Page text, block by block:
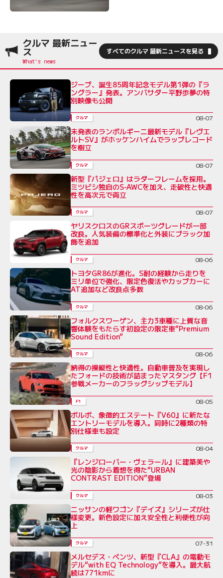
クルマ 最新ニュー
ス すべてのクルマ 最新ニュースを見る
ジープ、誕生85周年記念モデル第1弾の『ラ
ングラー』発表。アンバサダー平野歩夢の特
別映像も公開
クルマ 08-07
未発表のランボルギーニ最新モデル『レヴエ
ルトSV』がホッケンハイムでラップレコード
を樹立
クルマ 08-07
新型『パジェロ』はラダーフレームを採用。
ミツビシ独自のS-AWCを加え、走破性と快適
性を高次元で両立
クルマ 08-07
ヤリスクロスのGRスポーツグレードが一部
改良。人気装備の標準化と外装にブラック加
飾を追加
クルマ 08-06
トヨタGR86が進化。S耐の経験から走りを
ミリ単位で強化、限定色復活やカップカーに
AT追加など改良点多数
クルマ 08-06
フォルクスワーゲン、主力3車種に上質な音
響体験をもたらす初設定の限定車“Premium
Sound Edition”
クルマ 08-06
納得の操縦性と快適性。自動車普及を実現し
たフォードの技術が詰まったマスタング【F1
参戦メーカーのフラッグシップモデル】
F1 08-05
ボルボ、象徴的エステート『V60』に新たな
エントリーモデルを導入。同時に2種類の特
別仕様車も設定
クルマ 08-04
『レンジローバー・ヴェラール』に建築美や
光の陰影から着想を得た“URBAN
CONTRAST EDITION”登場
クルマ 08-03
ニッサンの軽ワゴン『デイズ』シリーズが仕
様変更。新色設定に加え安全性と利便性が向
上
クルマ 07-31
メルセデス・ベンツ、新型『CLA』の電動モ
デル“with EQ Technology”を導入。最大航
続は771kmに